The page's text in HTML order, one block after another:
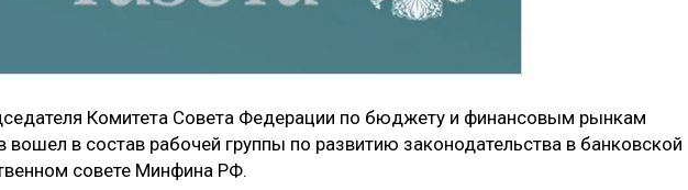
Комитета Совета Федерации по бюджету и финансовым рынкам
вошел в состав рабочей группы по развитию законодательства в банковской
совете Минфина РФ.